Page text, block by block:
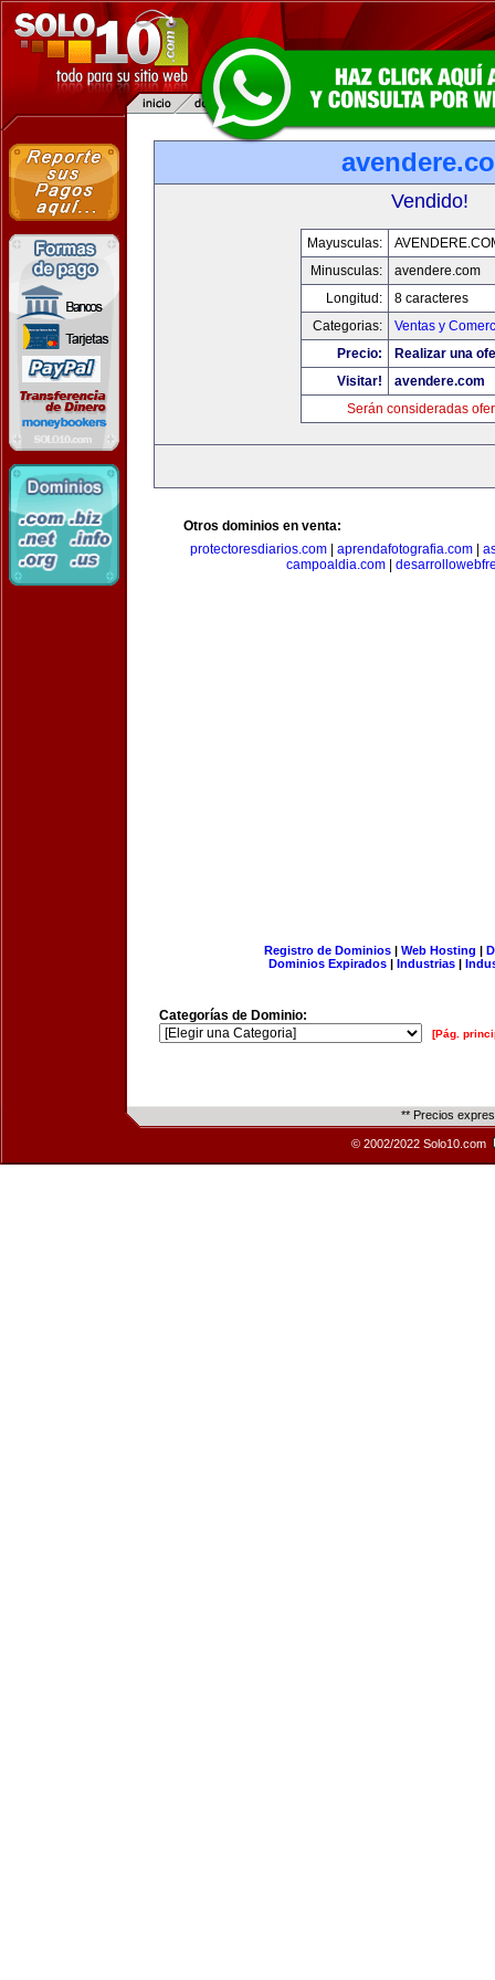
Vendido!
Mayusculas:
Minusculas:
avendere.com
Longitud:
8 caracteres
Categorias:
Ventas y
Precio:
Realizar una
Visitar!
avendere.com
Serán consideradas
Otros dominios en venta:
protectoresdiarios.com
aprendafotografia.com
campoaldia.com
Registro de Dominios| Web Hosting |
Dominios Expirados | Industrias |
Categorías de Dominio:
[Pág.
** Precios
© 2002/2022 Solo10.com